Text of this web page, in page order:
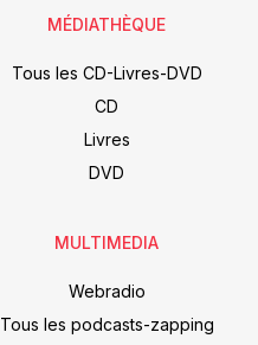
MÉDIATHÈQUE
Tous les CD-Livres-DVD
CD
Livres
DVD
MULTIMEDIA
Webradio
Tous les podcasts-zapping